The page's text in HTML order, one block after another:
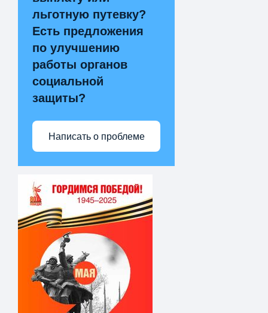
льготную путевку?
Есть предложения
по улучшению
работы органов
социальной
защиты?
Написать о проблеме